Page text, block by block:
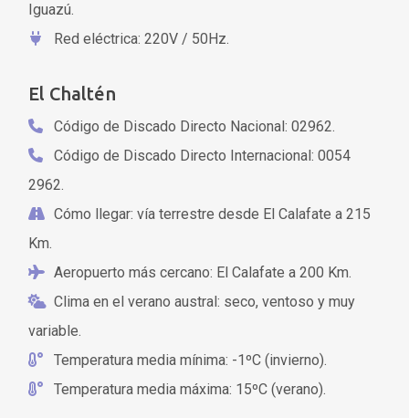
Iguazú.
Red eléctrica: 220V / 50Hz.
El Chaltén
Código de Discado Directo Nacional: 02962.
Código de Discado Directo Internacional: 0054
2962.
Cómo llegar: vía terrestre desde El Calafate a 215
Km.
Aeropuerto más cercano: El Calafate a 200 Km.
Clima en el verano austral: seco, ventoso y muy
variable.
Temperatura media mínima: -1ºC (invierno).
Temperatura media máxima: 15ºC (verano).